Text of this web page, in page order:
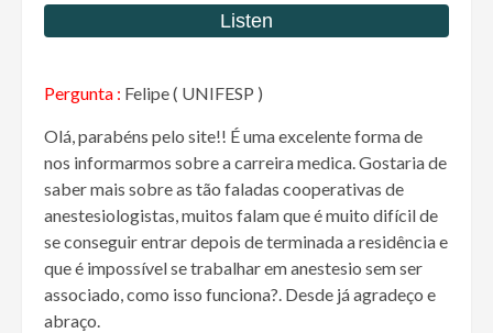
Pergunta : Felipe ( UNIFESP )
Olá, parabéns pelo site!! É uma excelente forma de
nos informarmos sobre a carreira medica. Gostaria de
saber mais sobre as tão faladas cooperativas de
anestesiologistas, muitos falam que é muito difícil de
se conseguir entrar depois de terminada a residência e
que é impossível se trabalhar em anestesio sem ser
associado, como isso funciona?. Desde já agradeço e
abraço.